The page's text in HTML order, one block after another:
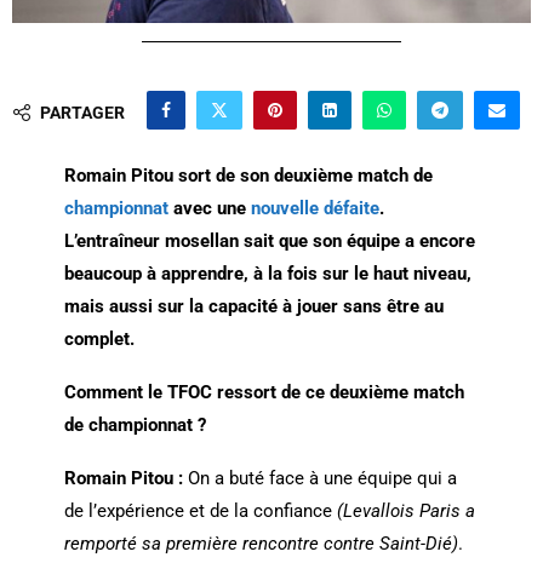
PARTAGER
Romain Pitou sort de son deuxième match de
championnatavec une nouvelle défaite.
L’entraîneur mosellan sait que son équipe a encore
beaucoup à apprendre, à la fois sur le haut niveau,
mais aussi sur la capacité à jouer sans être au
complet.
Comment le TFOC ressort de ce deuxième match
de championnat ?
Romain Pitou :On a buté face à une équipe qui a
de l’expérience et de la confiance (Levallois Paris a
remporté sa première rencontre contre Saint-Dié).